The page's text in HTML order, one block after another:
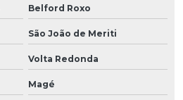
Belford Roxo
São João de Meriti
Volta Redonda
Magé